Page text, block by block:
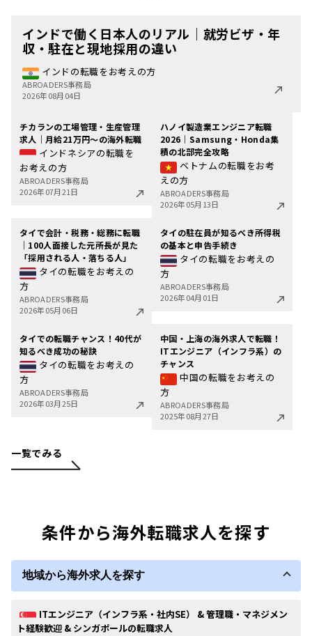
インドで働く日本人のリアル｜就労ビザ・年
収・駐在と現地採用の違い
インドの転職をお考えの方
ABROADERS事務局
2026年08月04日
チカランの工場管理・生産管理
求人｜月給21万円〜の海外転職
インドネシアの転職を
お考えの方
ABROADERS事務局
2026年07月21日
ハノイ製造業エンジニア転職
2026｜Samsung・Honda集
積の北部完全攻略
ベトナムの転職をお考
えの方
ABROADERS事務局
2026年05月13日
タイで会計・税務・総務に転職
｜100人面接した元所長が見た
「採用される人・落ちる人」
タイの転職をお考えの
方
ABROADERS事務局
2026年05月06日
タイの駐在員が知るべき所得税
の基本と申告手続き
タイの転職をお考えの
方
ABROADERS事務局
2026年04月01日
タイでの転職チャンス！40代が
知るべき成功の秘訣
タイの転職をお考えの
方
ABROADERS事務局
2026年03月25日
中国・上海の海外求人で転職！
ITエンジニア（インフラ系）の
チャンス
中国の転職をお考えの
方
ABROADERS事務局
2025年08月27日
一覧でみる
条件から海外転職求人を探す
地域から海外求人を探す
ITエンジニア（インフラ系・社内SE） & 管理職・マネジメン
ト経験歓迎 & シンガポールの転職求人